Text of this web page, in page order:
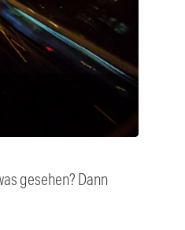
gesehen? Dann